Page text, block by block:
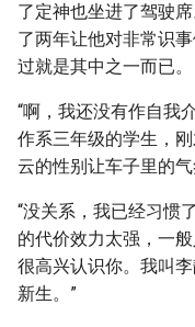
了定神也坐进了驾驶
了两年让他对非常识
过就是其中之一而已。
“啊，我还没有作自我
作系三年级的学生，
云的性别让车子里的气
“没关系，我已经习惯
的代价效力太强，一
很高兴认识你。我叫
新生。”